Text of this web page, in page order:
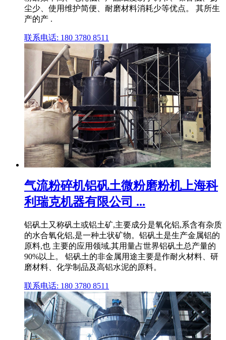
尘少、使用维护简便、耐磨材料消耗少等优点。 其所生
产的产 .
联系电话: 180 3780 8511
气流粉碎机铝矾土微粉磨粉机上海科
利瑞克机器有限公司 ...
铝矾土又称矾土或铝土矿,主要成分是氧化铝,系含有杂质
的水合氧化铝,是一种土状矿物。铝矾土是生产金属铝的
原料,也 主要的应用领域,其用量占世界铝矾土总产量的
90%以上。 铝矾土的非金属用途主要是作耐火材料、研
磨材料、化学制品及高铝水泥的原料。
联系电话: 180 3780 8511